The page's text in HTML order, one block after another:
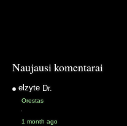
Naujausi komentarai
elzyte Dr.
Orestas
·
1 month ago